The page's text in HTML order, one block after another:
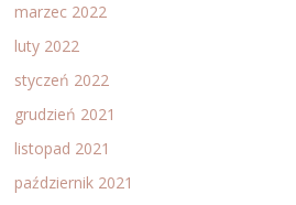
marzec 2022
luty 2022
styczeń 2022
grudzień 2021
listopad 2021
październik 2021